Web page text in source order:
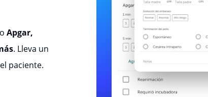
Apgar,
. Lleva un
paciente.